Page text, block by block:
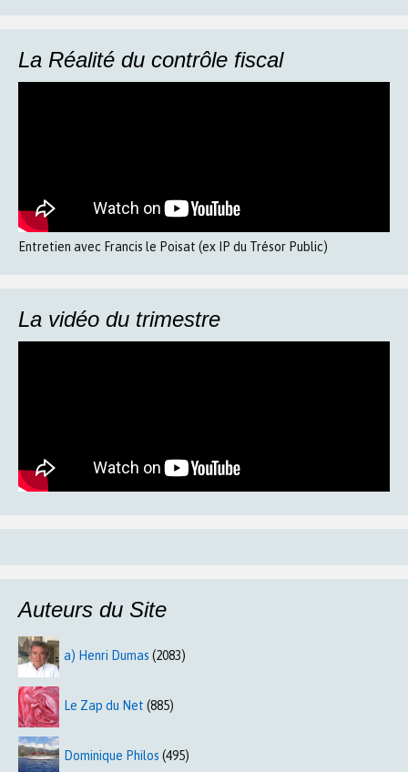
La Réalité du contrôle fiscal
Entretien avec Francis le Poisat (ex IP du Trésor Public)
La vidéo du trimestre
Auteurs du Site
a) Henri Dumas (2083)
Le Zap du Net (885)
Dominique Philos (495)